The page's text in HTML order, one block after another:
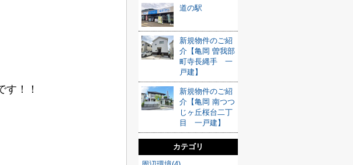
す！！
道の駅
新規物件のご紹
介【亀岡 曽我部
町寺長縄手 一
戸建】
新規物件のご紹
介【亀岡 南つつ
じヶ丘桜台二丁
目 一戸建】
カテゴリ